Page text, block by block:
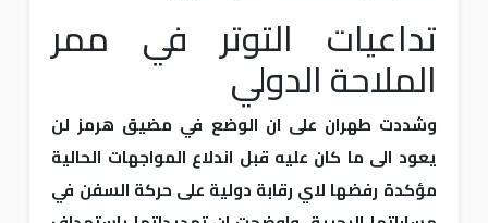
تداعيات التوتر في ممر
الملاحة الدولي
وشددت طهران على ان الوضع في مضيق هرمز لن
يعود الى ما كان عليه قبل اندلاع المواجهات الحالية
مؤكدة رفضها لاي رقابة دولية على حركة السفن في